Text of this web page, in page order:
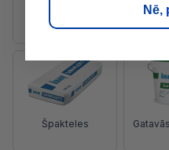
līmes
Špakteles
Nē,